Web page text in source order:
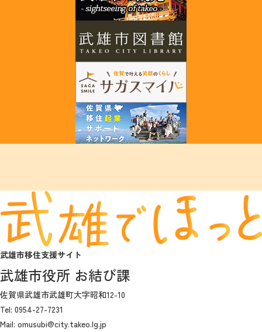
武雄市移住支援サイト
武雄市役所 お結び課
佐賀県武雄市武雄町大字昭和12-10
Tel: 0954-27-7231
Mail: omusubi@city.takeo.lg.jp